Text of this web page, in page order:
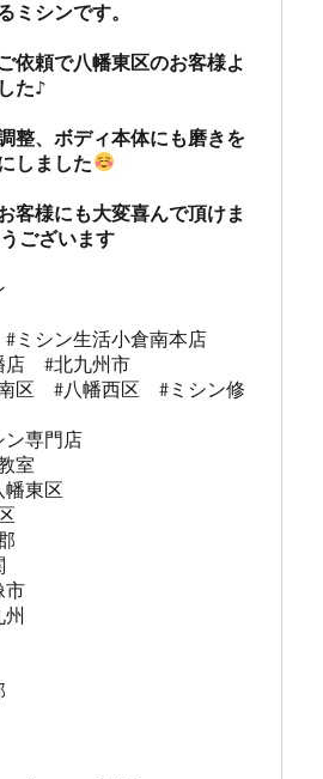
ミシンです。
依頼で八幡東区のお客様よ
た♪
整、ボディ本体にも磨きを
しました
客様にも大変喜んで頂けま
ありがとうございます
ミシン生活小倉南本店
店  #北九州市
区  #八幡西区  #ミシン修
ン専門店
教室
東区
区
郡
市
州